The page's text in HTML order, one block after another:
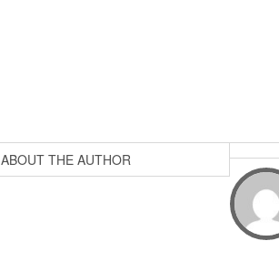
ABOUT THE AUTHOR